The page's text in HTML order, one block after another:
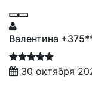
Валентина
30 октября